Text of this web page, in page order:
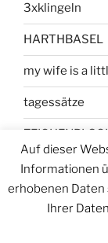
3xklingeln
HARTHBASEL
my wife is a
tagessätze
Auf dieser
Informationen
erhobenen Daten
Ihrer